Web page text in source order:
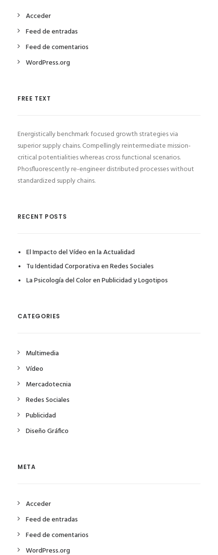
Acceder
Feed de entradas
Feed de comentarios
WordPress.org
FREE TEXT
Energistically benchmark focused growth strategies via
superior supply chains. Compellingly reintermediate mission-
critical potentialities whereas cross functional scenarios.
Phosfluorescently re-engineer distributed processes without
standardized supply chains.
RECENT POSTS
El Impacto del Vídeo en la Actualidad
Tu Identidad Corporativa en Redes Sociales
La Psicología del Color en Publicidad y Logotipos
CATEGORIES
Multimedia
Vídeo
Mercadotecnia
Redes Sociales
Publicidad
Diseño Gráfico
META
Acceder
Feed de entradas
Feed de comentarios
WordPress.org